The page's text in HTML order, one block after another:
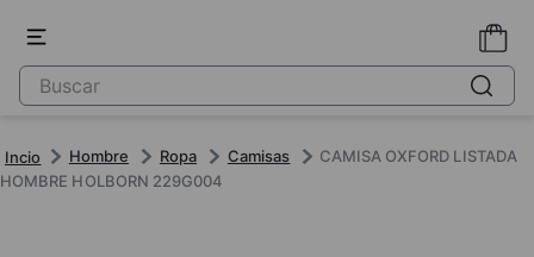
Hombre Ropa Camisas
CAMISA OXFORD LISTADA
HOMBRE HOLBORN 229G004